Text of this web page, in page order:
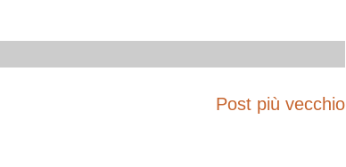
Post più vecchio